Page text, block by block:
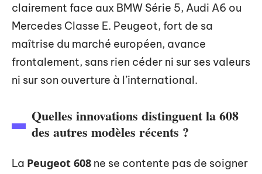
clairement face aux BMW Série 5, Audi A6 ou
Mercedes Classe E. Peugeot, fort de sa
maîtrise du marché européen, avance
frontalement, sans rien céder ni sur ses valeurs
ni sur son ouverture à l’international.
Quelles innovations distinguent la 608
des autres modèles récents ?
La Peugeot 608 ne se contente pas de soigner